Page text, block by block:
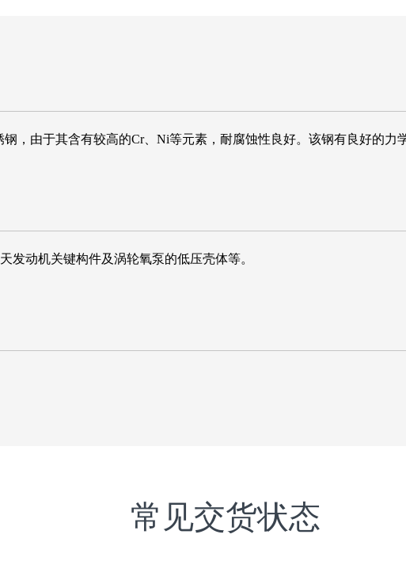
，由于其含有较高的Cr、Ni等元素，耐腐蚀性良好。该钢有良好的力
发动机关键构件及涡轮氧泵的低压壳体等。
常见交货状态